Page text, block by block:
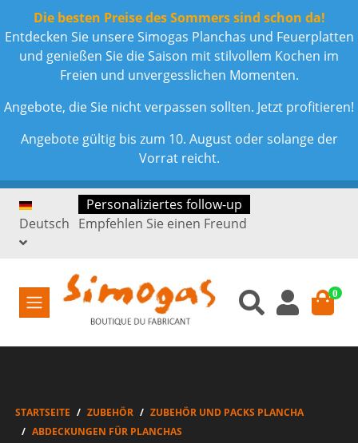
Die besten Preise des Sommers sind schon da!
Entdecken Sie unsere Simogas Planchas und Feuerplatten
und genießen Sie die Saison mit stilvollem Kochen im
Freien und unvergesslichen Momenten.
Angebote, die Sie nicht verpassen sollten. Jetzt profitieren!
Angebote gültig bis zum 10. August oder solange der
Vorrat reicht.
Deutsch
Personaliziertes follow-up
Empfehlen Sie einen Freund
0
STARTSEITE ZUBEHÖR
ZUBEHÖR UND PACKS PLANCHA
ABDECKUNGEN FÜR PLANCHAS